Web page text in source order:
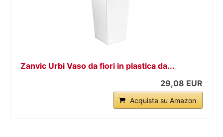
Zanvic Urbi Vaso da fiori in plastica da...
29,08 EUR
Acquista su Amazon